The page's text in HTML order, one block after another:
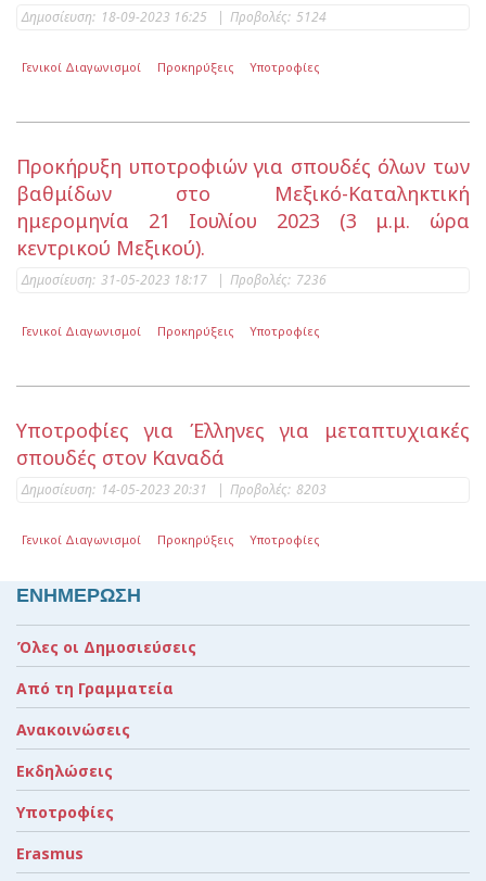
Δημοσίευση: 18-09-2023 16:25 | Προβολές: 5124
Γενικοί Διαγωνισμοί Προκηρύξεις Υποτροφίες
Προκήρυξη υποτροφιών για σπουδές όλων των
βαθμίδων στο Μεξικό-Καταληκτική
ημερομηνία 21 Ιουλίου 2023 (3 μ.μ. ώρα
κεντρικού Μεξικού).
Δημοσίευση: 31-05-2023 18:17 | Προβολές: 7236
Γενικοί Διαγωνισμοί Προκηρύξεις Υποτροφίες
Υποτροφίες για Έλληνες για μεταπτυχιακές
σπουδές στον Καναδά
Δημοσίευση: 14-05-2023 20:31 | Προβολές: 8203
Γενικοί Διαγωνισμοί Προκηρύξεις Υποτροφίες
ΕΝΗΜΕΡΩΣΗ
Όλες οι Δημοσιεύσεις
Από τη Γραμματεία
Ανακοινώσεις
Εκδηλώσεις
Υποτροφίες
Erasmus